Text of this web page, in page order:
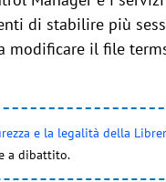
di stabilire più
modificare il file
e la legalità della
a dibattito.